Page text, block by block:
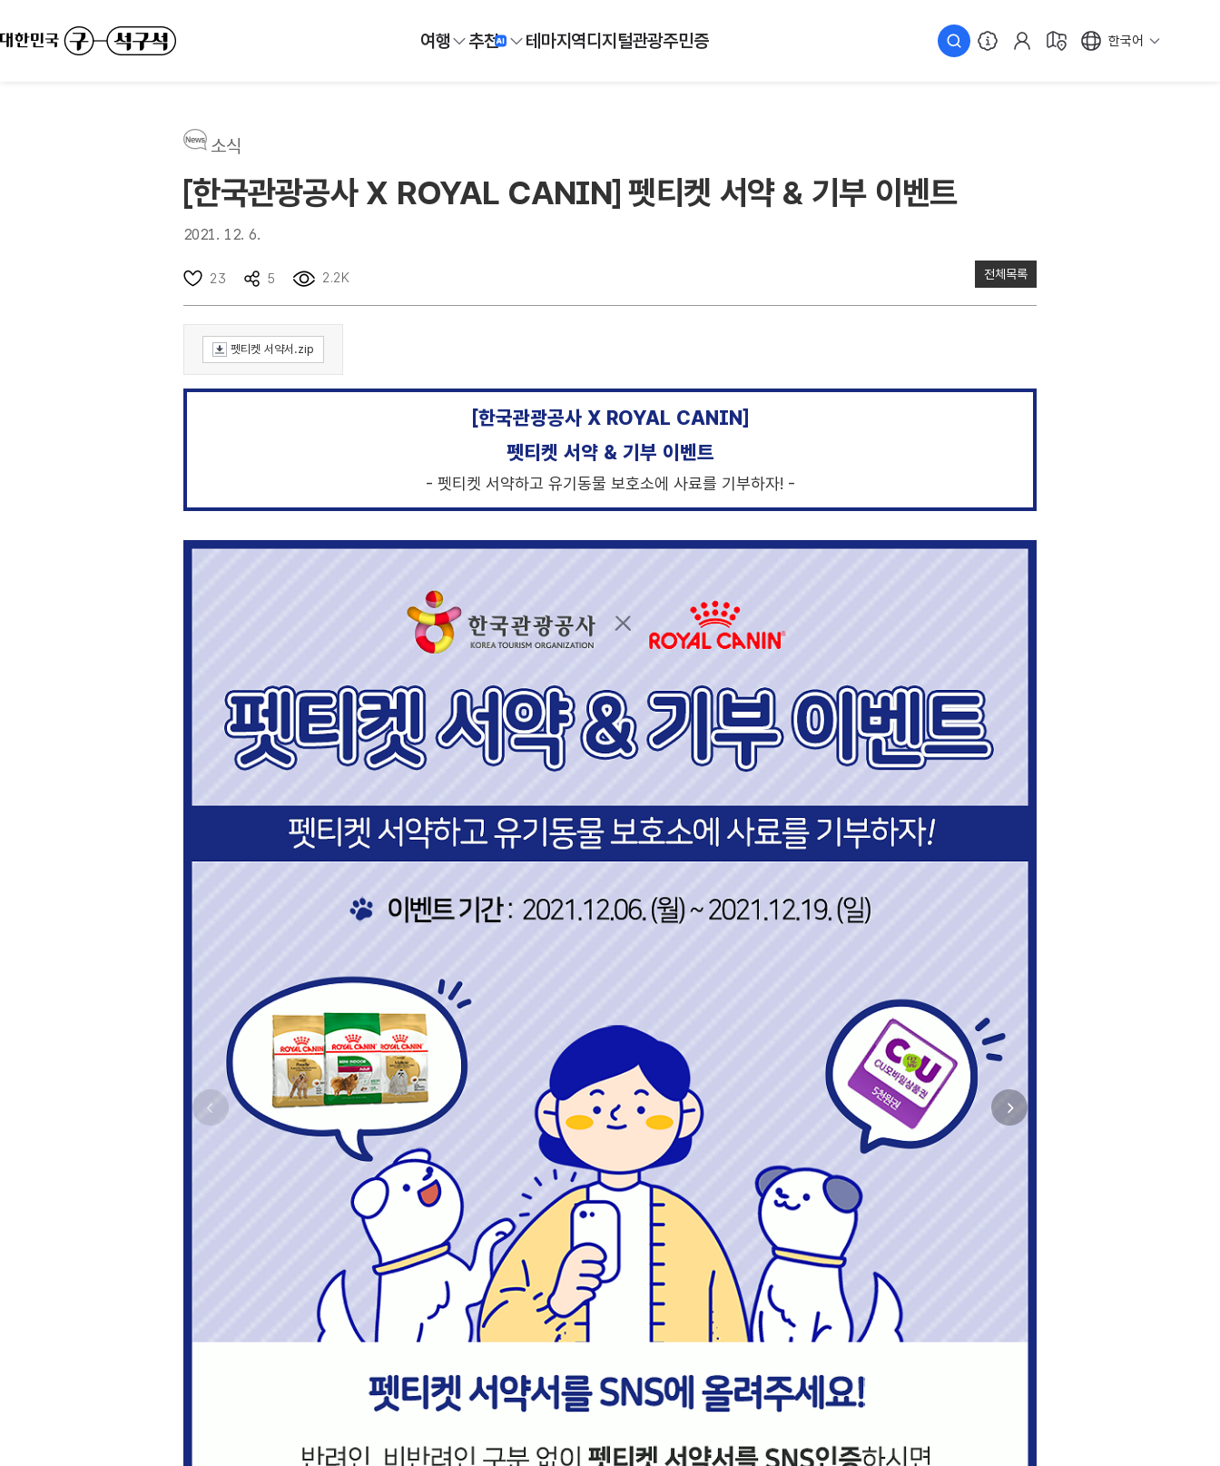
여행 추천 테마지역디지털관광주민증 한국어
소식
[한국관광공사 X ROYAL CANIN] 펫티켓 서약 & 기부 이벤트
2021. 12. 6.
23 5 2.2K 전체목록
펫티켓 서약서.zip
[한국관광공사 X ROYAL CANIN]
펫티켓 서약 & 기부 이벤트
- 펫티켓 서약하고 유기동물 보호소에 사료를 기부하자! -